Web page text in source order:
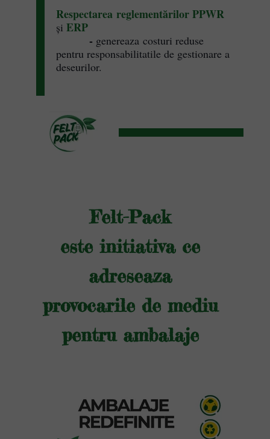
Respectarea reglementărilor PPWR
și ERP
- genereaza costuri reduse
pentru responsabilitatile de gestionare a
deseurilor.
Felt-Pack
este initiativa ce
adreseaza
provocarile de mediu
pentru ambalaje